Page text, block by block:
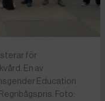
för
En av
Education
Foto: